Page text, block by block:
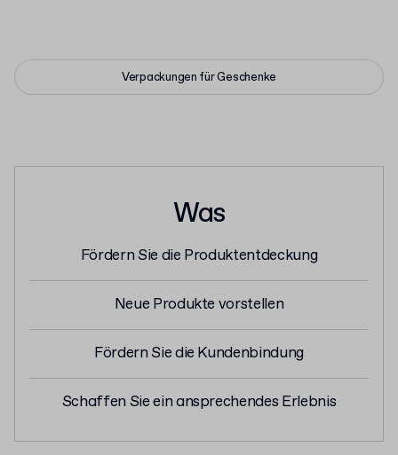
Verpackungen für Geschenke
Was
Fördern Sie die Produktentdeckung
Neue Produkte vorstellen
Fördern Sie die Kundenbindung
Schaffen Sie ein ansprechendes Erlebnis